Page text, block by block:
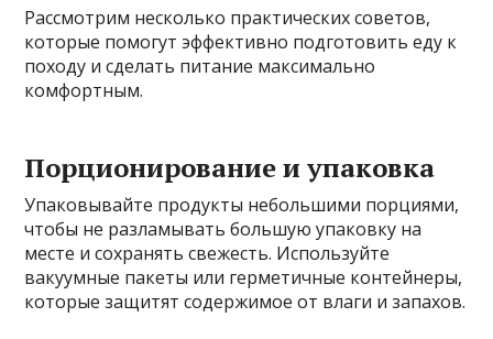
Рассмотрим несколько практических советов,
которые помогут эффективно подготовить еду к
походу и сделать питание максимально
комфортным.
Порционирование и упаковка
Упаковывайте продукты небольшими порциями,
чтобы не разламывать большую упаковку на
месте и сохранять свежесть. Используйте
вакуумные пакеты или герметичные контейнеры,
которые защитят содержимое от влаги и запахов.